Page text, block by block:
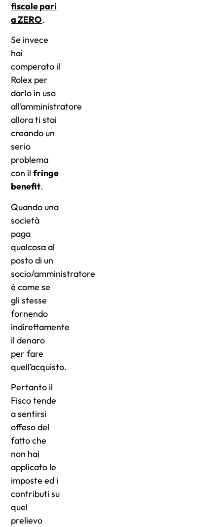
fiscale pari
a ZERO.
Se invece
hai
comperato il
Rolex per
darlo in uso
all’amministratore
allora ti stai
creando un
serio
problema
con ilfringe
benefit.
Quando una
società
paga
qualcosa al
posto di un
socio/amministratore
è come se
gli stesse
fornendo
indirettamente
il denaro
per fare
quell’acquisto.
Pertanto il
Fisco tende
a sentirsi
offeso del
fatto che
non hai
applicato le
imposte ed i
contributi su
quel
prelievo